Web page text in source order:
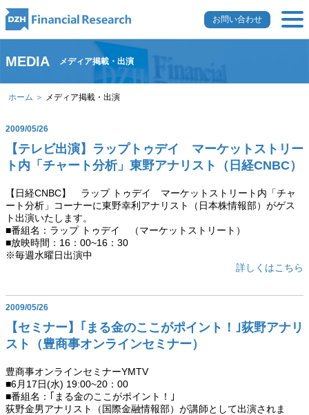
お問い合わせ
MEDIA メディア掲載・出演
ホーム ＞ メディア掲載・出演
2009/05/26
【テレビ出演】ラップトゥデイ マーケットストリー
ト内「チャート分析」東野アナリスト（日経CNBC）
【日経CNBC】 ラップ トゥデイ マーケットストリート内「チャ
ート分析」コーナーに東野幸利アナリスト（日本株情報部）がゲス
ト出演いたします。
■番組名：ラップ トゥデイ （マーケットストリート）
■放映時間：16：00~16：30
※毎週水曜日出演中
詳しくはこちら
2009/05/26
【セミナー】｢まる金のここがポイント！｣荻野アナリ
スト（豊商事オンラインセミナー）
豊商事オンラインセミナーYMTV
■6月17日(水) 19:00~20：00
■番組名：｢まる金のここがポイント！｣
荻野金男アナリスト（国際金融情報部）が講師として出演されま